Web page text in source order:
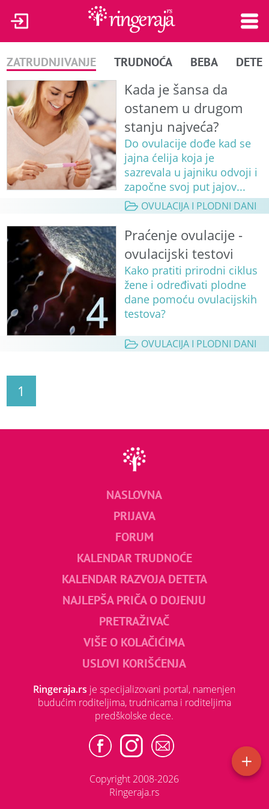
ZATRUDNJIVANJE TRUDNOĆA BEBA DETE
Kada je šansa da
ostanem u drugom
stanju najveća?
Do ovulacije dođe kad se
jajna ćelija koja je
sazrevala u jajniku odvoji i
započne svoj put jajov...
OVULACIJA I PLODNI DANI
Praćenje ovulacije -
ovulacijski testovi
Kako pratiti prirodni ciklus
žene i određivati plodne
dane pomoću ovulacijskih
testova?
OVULACIJA I PLODNI DANI
1
NASLOVNA
PRIJAVA
FORUM
KALENDAR TRUDNOĆE
KALENDAR RAZVOJA DETETA
NAJLEPŠA PRIČA O DOJENJU
PRETRAŽIVAČ
VIŠE O KOLAČIĆIMA
USLOVI KORIŠĆENJA
Ringeraja.rs je specijalizovani portal, namenjen
budućim roditeljima, trudnicama i roditeljima
predškolske dece.
Copyright 2008-2026
Ringeraja.rs